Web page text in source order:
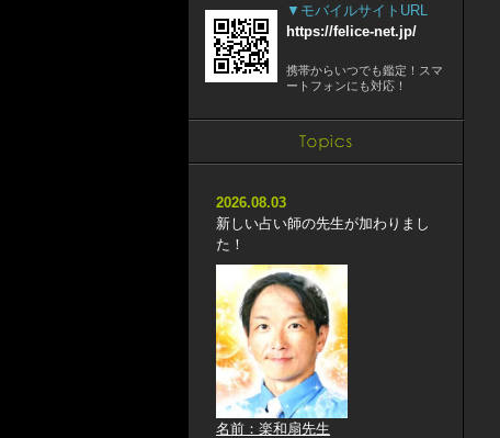
▼モバイルサイトURL
https://felice-net.jp/
携帯からいつでも鑑定！スマ
ートフォンにも対応！
2026.08.03
新しい占い師の先生が加わりまし
た！
名前：楽和扇先生